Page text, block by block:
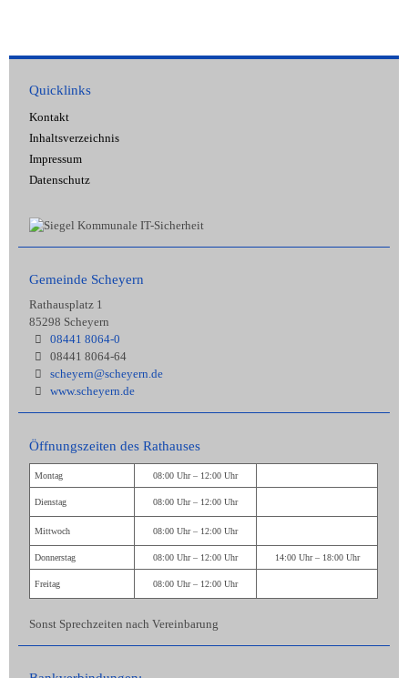
Quicklinks
Kontakt
Inhaltsverzeichnis
Impressum
Datenschutz
Gemeinde Scheyern
Rathausplatz 1
85298 Scheyern
08441 8064-0
08441 8064-64
scheyern@scheyern.de
www.scheyern.de
Öffnungszeiten des Rathauses
Montag 08:00 Uhr – 12:00 Uhr
Dienstag 08:00 Uhr – 12:00 Uhr
Mittwoch 08:00 Uhr – 12:00 Uhr
Donnerstag 08:00 Uhr – 12:00 Uhr 14:00 Uhr – 18:00 Uhr
Freitag 08:00 Uhr – 12:00 Uhr
Sonst Sprechzeiten nach Vereinbarung